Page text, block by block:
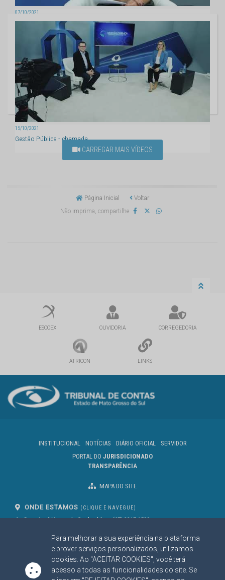
Para melhorar a sua experiência na plataforma
e prover serviços personalizados, utilizamos
cookies. Ao "ACEITAR COOKIES", você terá
acesso a todas as funcionalidades do site. Se
07/10/2021
Gestão Pública - OTJs e Portal do Jurisdicionado
15/10/2021
Gestão Pública - chamada
CARREGAR MAIS VÍDEOS
Página Inicial
Voltar
Não imprima, compartilhe
ESCOEX OUVIDORIA CORREGEDORIA
ATRICON LINKS
INSTITUCIONAL NOTÍCIAS DIÁRIO OFICIAL
SERVIDOR
PORTAL DO JURISDICIONADO
TRANSPARÊNCIA
MAPA DO SITE
ONDE ESTAMOS (CLIQUE E NAVEGUE)
Av. Des. José Nunes da Cunha, bloco
Campo Grande/MS
CEP: 79031-310
(67) 3317-1500